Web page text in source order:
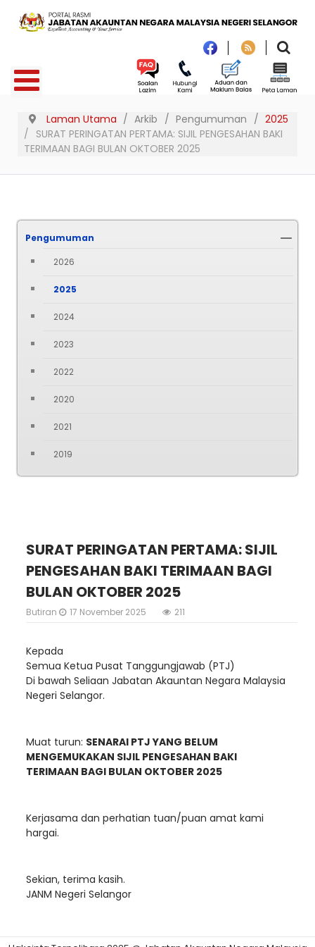
Laman Utama Arkib Pengumuman
2025
SURAT PERINGATAN PERTAMA: SIJIL PENGESAHAN BAKI
TERIMAAN BAGI BULAN OKTOBER 2025
Pengumuman
2026
2025
2024
2023
2022
2020
2021
2019
SURAT PERINGATAN PERTAMA: SIJIL
PENGESAHAN BAKI TERIMAAN BAGI
BULAN OKTOBER 2025
Butiran 17 November 2025 211
Kepada
Semua Ketua Pusat Tanggungjawab (PTJ)
Di bawah Seliaan Jabatan Akauntan Negara Malaysia
Negeri Selangor.
Muat turun: SENARAI PTJ YANG BELUM
MENGEMUKAKAN SIJIL PENGESAHAN BAKI
TERIMAAN BAGI BULAN OKTOBER 2025
Kerjasama dan perhatian tuan/puan amat kami
hargai.
Sekian, terima kasih.
JANM Negeri Selangor